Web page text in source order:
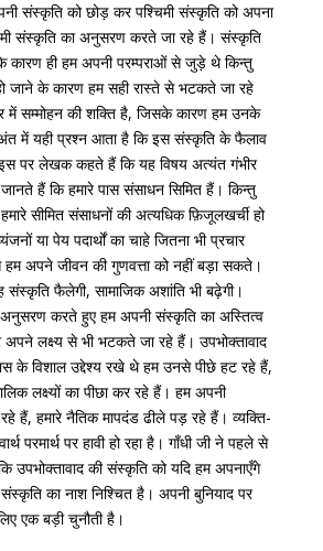
संस्कृति को छोड़ कर पश्चिमी संस्कृति को अपना
संस्कृति का अनुसरण करते जा रहे हैं। संस्कृति
कारण ही हम अपनी परम्पराओं से जुड़े थे किन्तु
जाने के कारण हम सही रास्ते से भटकते जा रहे
में सम्मोहन की शक्ति है, जिसके कारण हम उनके
में यही प्रश्न आता है कि इस संस्कृति के फैलाव
इस पर लेखक कहते हैं कि यह विषय अत्यंत गंभीर
हैं कि हमारे पास संसाधन सिमित हैं। किन्तु
सीमित संसाधनों की अत्यधिक फ़िजूलखर्ची हो
या पेय पदार्थों का चाहे जितना भी प्रचार
हम अपने जीवन की गुणवत्ता को नहीं बड़ा सकते।
फैलेगी, सामाजिक अशांति भी बढ़ेगी।
करते हुए हम अपनी संस्कृति का अस्तित्व
लक्ष्य से भी भटकते जा रहे हैं। उपभोक्तावाद
के विशाल उद्देश्य रखे थे हम उनसे पीछे हट रहे हैं,
लक्ष्यों का पीछा कर रहे हैं। हम अपनी
हैं, हमारे नैतिक मापदंड ढीले पड़ रहे हैं। व्यक्ति-
परमार्थ पर हावी हो रहा है। गाँधी जी ने पहले से
उपभोक्तावाद की संस्कृति को यदि हम अपनाएँगे
का नाश निश्चित है। अपनी बुनियाद पर
एक बड़ी चुनौती है।